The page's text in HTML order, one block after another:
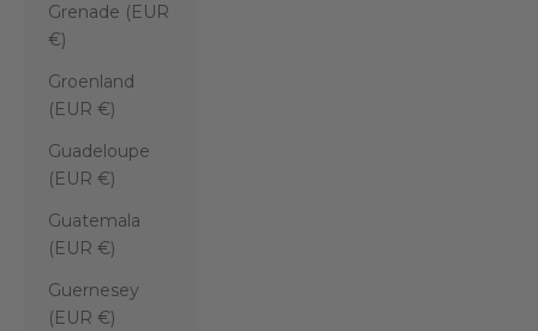
Grenade (EUR
€)
Groenland
(EUR €)
Guadeloupe
(EUR €)
Guatemala
(EUR €)
Guernesey
(EUR €)